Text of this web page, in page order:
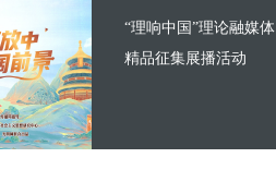
“理响中国”理论融媒体
精品征集展播活动